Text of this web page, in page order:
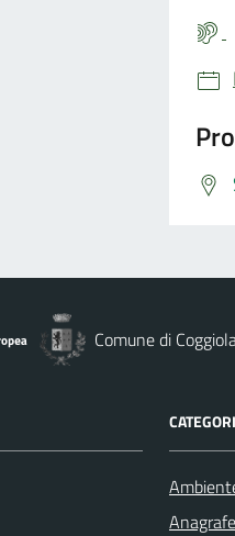
Comune di